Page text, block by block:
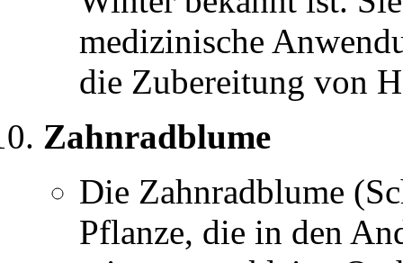
medizinische
die Zubereitung von
Zahnradblume
Die Zahnradblume
Pflanze, die in den